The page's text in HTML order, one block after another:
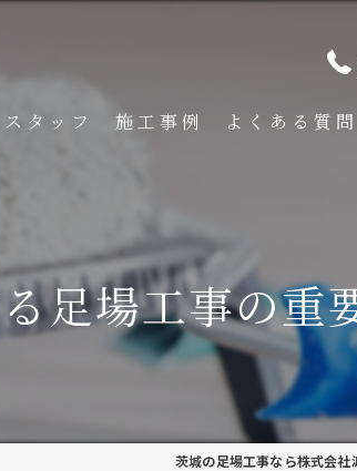
スタッフ 施工事例 よくある質問
足場工事の重
茨城の足場工事なら株式会社